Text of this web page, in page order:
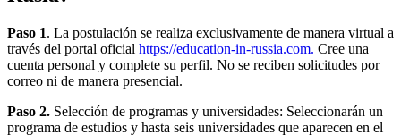
Paso 1. La postulación se realiza exclusivamente de manera virtual a
través del portal oficial https://education-in-russia.com. Cree una
cuenta personal y complete su perfil. No se reciben solicitudes por
correo ni de manera presencial.
Paso 2. Selección de programas y universidades: Seleccionarán un
programa de estudios y hasta seis universidades que aparecen en el